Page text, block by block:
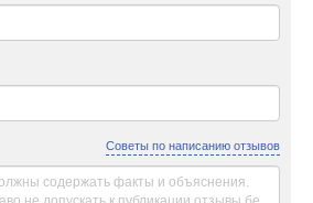
Советы по написанию отзывов